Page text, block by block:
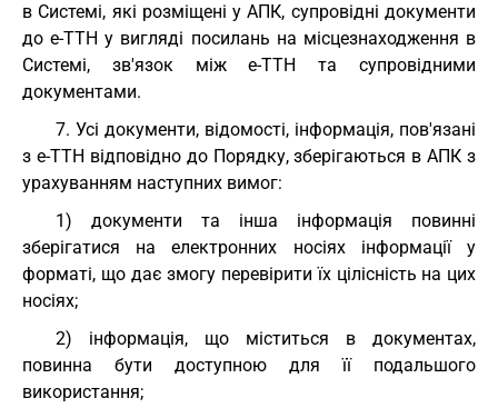
в Системі, які розміщені у АПК, супровідні документи
до е-ТТН у вигляді посилань на місцезнаходження в
Системі, зв'язок між е-ТТН та супровідними
документами.
7. Усі документи, відомості, інформація, пов'язані
з е-ТТН відповідно до Порядку, зберігаються в АПК з
урахуванням наступних вимог:
1) документи та інша інформація повинні
зберігатися на електронних носіях інформації у
форматі, що дає змогу перевірити їх цілісність на цих
носіях;
2) інформація, що міститься в документах,
повинна бути доступною для її подальшого
використання;